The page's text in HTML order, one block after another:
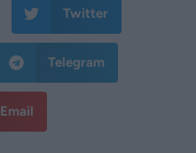
Twitter
Telegram
Email